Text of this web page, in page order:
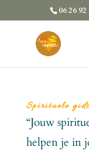
06 26 92
Spirituele
“Jouw
helpen je in